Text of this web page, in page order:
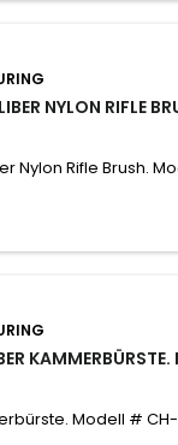
NYLON RIFLE
Nylon Rifle Brush.
Modell #